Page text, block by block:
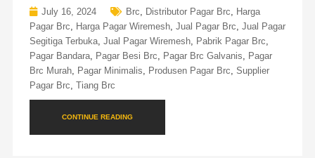
July 16, 2024 Brc Distributor Pagar Brc
Harga
Pagar Brc
Harga Pagar Wiremesh, Jual Pagar Brc Jual Pagar
Segitiga Terbuka, Jual Pagar Wiremesh, Pabrik Pagar Brc
Pagar Bandara, Pagar Besi Brc Pagar Brc Galvanis
Pagar
Brc Murah, Pagar Minimalis Produsen Pagar Brc Supplier
Pagar Brc Tiang Brc
CONTINUE READING